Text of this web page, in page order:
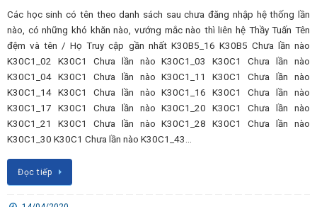
Các học sinh có tên theo danh sách sau chưa đăng nhập hệ thống lần
nào, có những khó khăn nào, vướng mắc nào thì liên hệ Thầy Tuấn Tên
đệm và tên / Họ Truy cập gần nhất K30B5_16 K30B5 Chưa lần nào
K30C1_02 K30C1 Chưa lần nào K30C1_03 K30C1 Chưa lần nào
K30C1_04 K30C1 Chưa lần nào K30C1_11 K30C1 Chưa lần nào
K30C1_14 K30C1 Chưa lần nào K30C1_16 K30C1 Chưa lần nào
K30C1_17 K30C1 Chưa lần nào K30C1_20 K30C1 Chưa lần nào
K30C1_21 K30C1 Chưa lần nào K30C1_28 K30C1 Chưa lần nào
K30C1_30 K30C1 Chưa lần nào K30C1_43…
Đọc tiếp